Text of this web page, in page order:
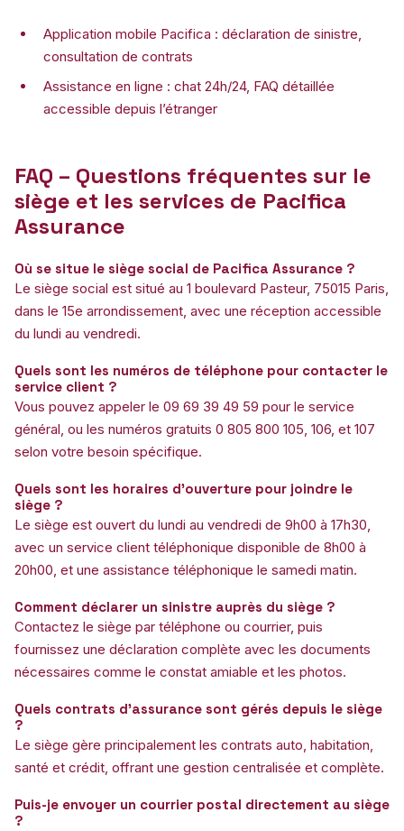
Application mobile Pacifica : déclaration de sinistre,
consultation de contrats
Assistance en ligne : chat 24h/24, FAQ détaillée
accessible depuis l’étranger
FAQ – Questions fréquentes sur le
siège et les services de Pacifica
Assurance
Où se situe le siège social de Pacifica Assurance ?
Le siège social est situé au 1 boulevard Pasteur, 75015 Paris,
dans le 15e arrondissement, avec une réception accessible
du lundi au vendredi.
Quels sont les numéros de téléphone pour contacter le
service client ?
Vous pouvez appeler le 09 69 39 49 59 pour le service
général, ou les numéros gratuits 0 805 800 105, 106, et 107
selon votre besoin spécifique.
Quels sont les horaires d’ouverture pour joindre le
siège ?
Le siège est ouvert du lundi au vendredi de 9h00 à 17h30,
avec un service client téléphonique disponible de 8h00 à
20h00, et une assistance téléphonique le samedi matin.
Comment déclarer un sinistre auprès du siège ?
Contactez le siège par téléphone ou courrier, puis
fournissez une déclaration complète avec les documents
nécessaires comme le constat amiable et les photos.
Quels contrats d’assurance sont gérés depuis le siège
?
Le siège gère principalement les contrats auto, habitation,
santé et crédit, offrant une gestion centralisée et complète.
Puis-je envoyer un courrier postal directement au siège
?